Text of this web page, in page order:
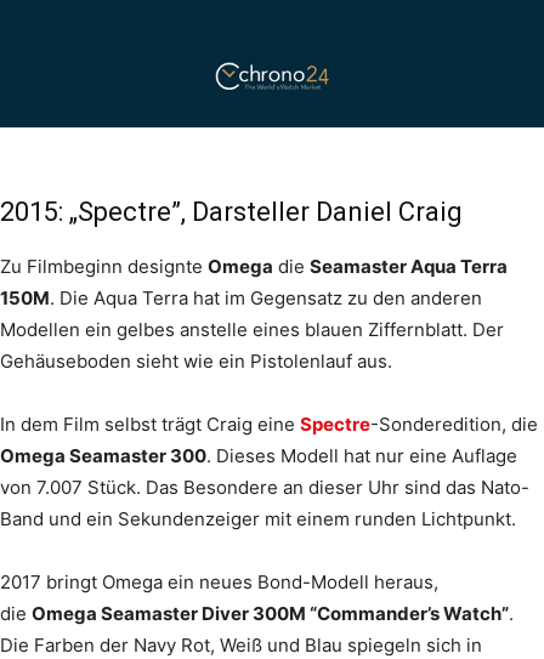
2015: „Spectre”, Darsteller Daniel Craig
Zu Filmbeginn designte Omega die Seamaster Aqua Terra
150M. Die Aqua Terra hat im Gegensatz zu den anderen
Modellen ein gelbes anstelle eines blauen Ziffernblatt. Der
Gehäuseboden sieht wie ein Pistolenlauf aus.
In dem Film selbst trägt Craig eine Spectre-Sonderedition, die
Omega Seamaster 300. Dieses Modell hat nur eine Auflage
von 7.007 Stück. Das Besondere an dieser Uhr sind das Nato-
Band und ein Sekundenzeiger mit einem runden Lichtpunkt.
2017 bringt Omega ein neues Bond-Modell heraus,
die Omega Seamaster Diver 300M “Commander’s Watch”.
Die Farben der Navy Rot, Weiß und Blau spiegeln sich in